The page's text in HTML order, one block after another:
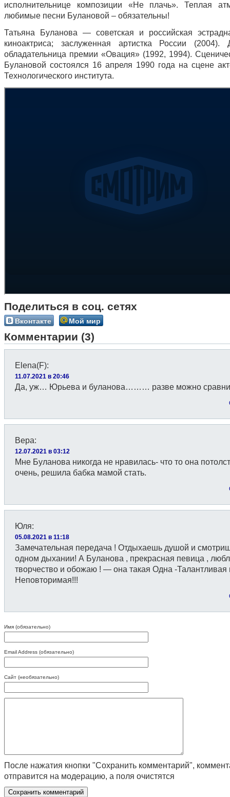
исполнительнице композиции «Не плачь». Теплая
любимые песни Булановой – обязательны!
Татьяна Буланова — советская и российская
киноактриса; заслуженная артистка России (2004).
обладательница премии «Овация» (1992, 1994).
Булановой состоялся 16 апреля 1990 года на сцене
Технологического института.
Поделиться в соц. сетях
Вконтакте Мой мир
Комментарии (3)
Elena(F):
11.07.2021 в 20:46
Да, уж… Юрьева и буланова……… разве можно
Вера:
12.07.2021 в 03:12
Мне Буланова никогда не нравилась- что то она
очень, решила бабка мамой стать.
Юля:
05.08.2021 в 11:18
Замечательная передача ! Отдыхаешь душой и
одном дыхании! А Буланова , прекрасная певица ,
творчество и обожаю ! — она такая Одна -Талантливая
Неповторимая!!!
Имя (обязательно)
Email Address (обязательно)
Сайт (необязательно)
После нажатия кнопки "Сохранить комментарий",
отправится на модерацию, а поля очистятся